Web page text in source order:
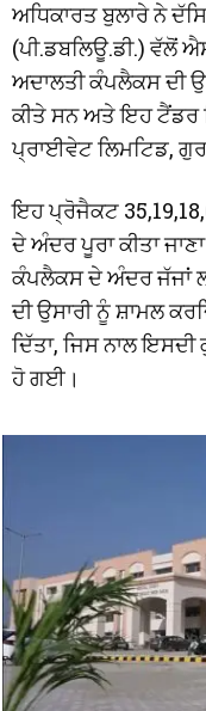
ਅਧਿਕਾਰਤ ਬੁਲਾਰੇ ਨੇ
(ਪੀ.ਡਬਲਿਊ.ਡੀ.) ਵੱਲੋਂ
ਅਦਾਲਤੀ ਕੰਪਲੈਕਸ ਦੀ
ਕੀਤੇ ਸਨ ਅਤੇ ਇਹ ਟੈਂਡਰ
ਪ੍ਰਾਈਵੇਟ ਲਿਮਟਿਡ,
ਇਹ ਪ੍ਰੋਜੈਕਟ
ਦੇ ਅੰਦਰ ਪੂਰਾ ਕੀਤਾ
ਕੰਪਲੈਕਸ ਦੇ ਅੰਦਰ ਜੱਜਾਂ
ਦੀ ਉਸਾਰੀ ਨੂੰ ਸ਼ਾਮਲ
ਦਿੱਤਾ, ਜਿਸ ਨਾਲ
ਹੋ ਗਈ।